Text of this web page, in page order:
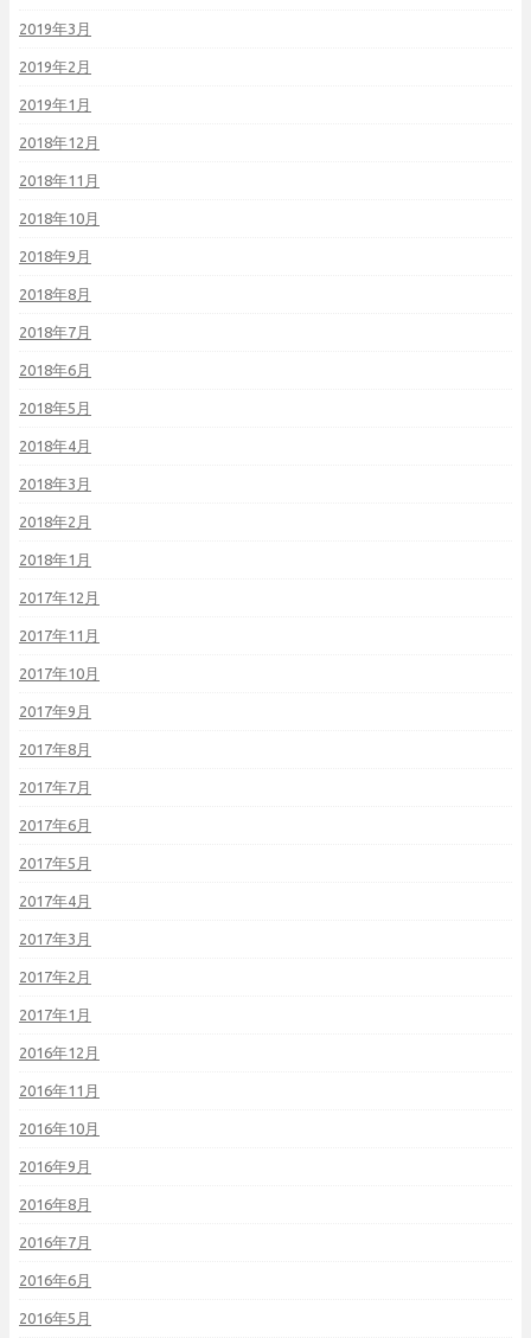
2019年3月
2019年2月
2019年1月
2018年12月
2018年11月
2018年10月
2018年9月
2018年8月
2018年7月
2018年6月
2018年5月
2018年4月
2018年3月
2018年2月
2018年1月
2017年12月
2017年11月
2017年10月
2017年9月
2017年8月
2017年7月
2017年6月
2017年5月
2017年4月
2017年3月
2017年2月
2017年1月
2016年12月
2016年11月
2016年10月
2016年9月
2016年8月
2016年7月
2016年6月
2016年5月